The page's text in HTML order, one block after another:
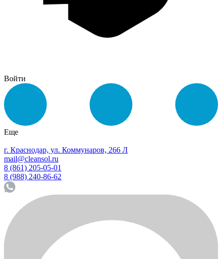
Войти
Еще
г. Краснодар, ул. Коммунаров, 266 Л
mail@cleansol.ru
8 (861) 205-05-01
8 (988) 240-86-62